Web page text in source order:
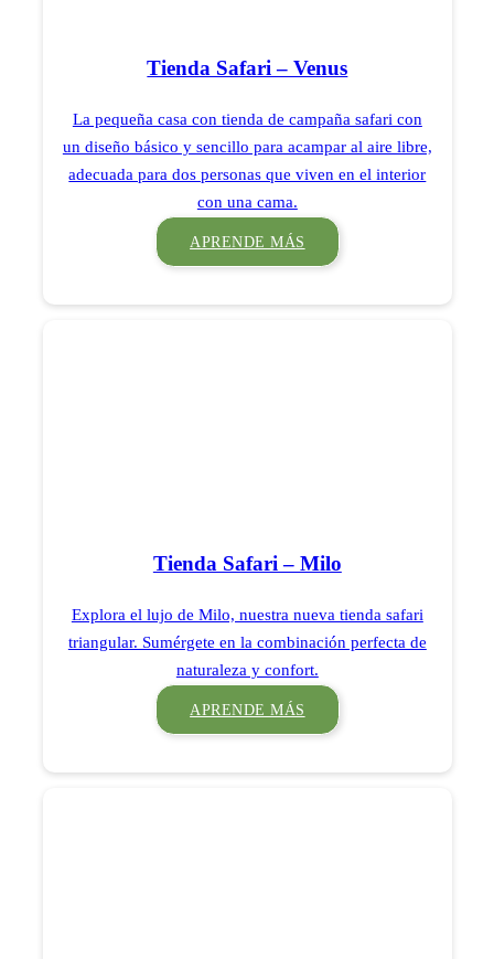
Tienda Safari – Venus
La pequeña casa con tienda de campaña safari con
un diseño básico y sencillo para acampar al aire libre,
adecuada para dos personas que viven en el interior
con una cama.
APRENDE MÁS
Tienda Safari – Milo
Explora el lujo de Milo, nuestra nueva tienda safari
triangular. Sumérgete en la combinación perfecta de
naturaleza y confort.
APRENDE MÁS